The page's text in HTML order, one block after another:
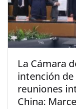
La Cámara
intención
reuniones
China: